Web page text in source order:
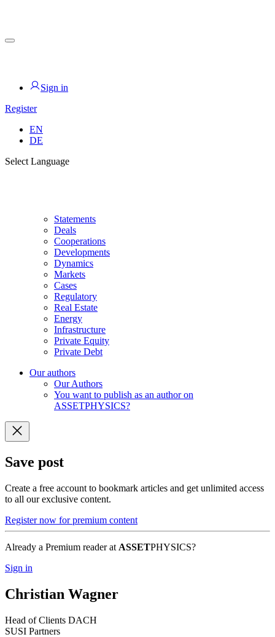
for PHYSIC ASSETS
Sign in
Register
EN
DE
Select Language
Statements
Deals
Cooperations
Developments
Dynamics
Markets
Cases
Regulatory
Real Estate
Energy
Infrastructure
Private Equity
Private Debt
Our authors
Our Authors
You want to publish as an author on
ASSETPHYSICS?
Save post
Create a free account to bookmark articles and get unlimited access
to all our exclusive content.
Register now for premium content
Already a Premium reader at ASSETPHYSICS?
Sign in
Christian Wagner
Head of Clients DACH
SUSI Partners